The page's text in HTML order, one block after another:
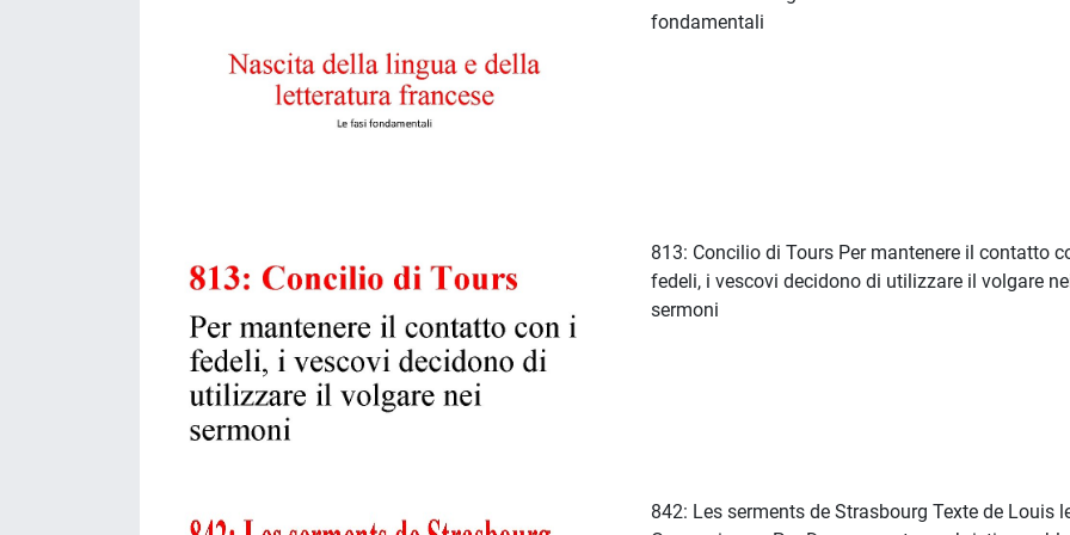
fondamentali
813: Concilio di Tours Per mantenere il contatto
fedeli, i vescovi decidono di utilizzare il volgare
sermoni
842: Les serments de Strasbourg Texte de Louis